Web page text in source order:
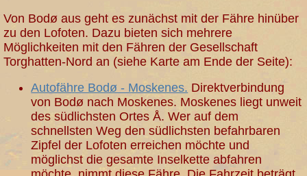
Von Bodø aus geht es zunächst mit der Fähre hinüber
zu den Lofoten. Dazu bieten sich mehrere
Möglichkeiten mit den Fähren der Gesellschaft
Torghatten-Nord an (siehe Karte am Ende der Seite):
Autofähre Bodø - Moskenes. Direktverbindung
von Bodø nach Moskenes. Moskenes liegt unweit
des südlichsten Ortes Å. Wer auf dem
schnellsten Weg den südlichsten befahrbaren
Zipfel der Lofoten erreichen möchte und
möglichst die gesamte Inselkette abfahren